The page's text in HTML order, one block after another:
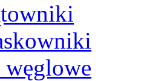
węglowe